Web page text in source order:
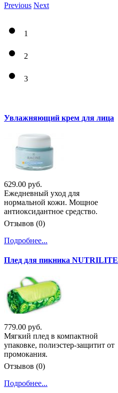
Previous Next
1
2
3
Увлажняющий крем для лица
629.00 руб.
Ежедневный уход для
нормальной кожи. Мощное
антиоксидантное средство.
Отзывов (0)
Подробнее...
Плед для пикника NUTRILITE
779.00 руб.
Мягкий плед в компактной
упаковке, полиэстер-защитит от
промокания.
Отзывов (0)
Подробнее...